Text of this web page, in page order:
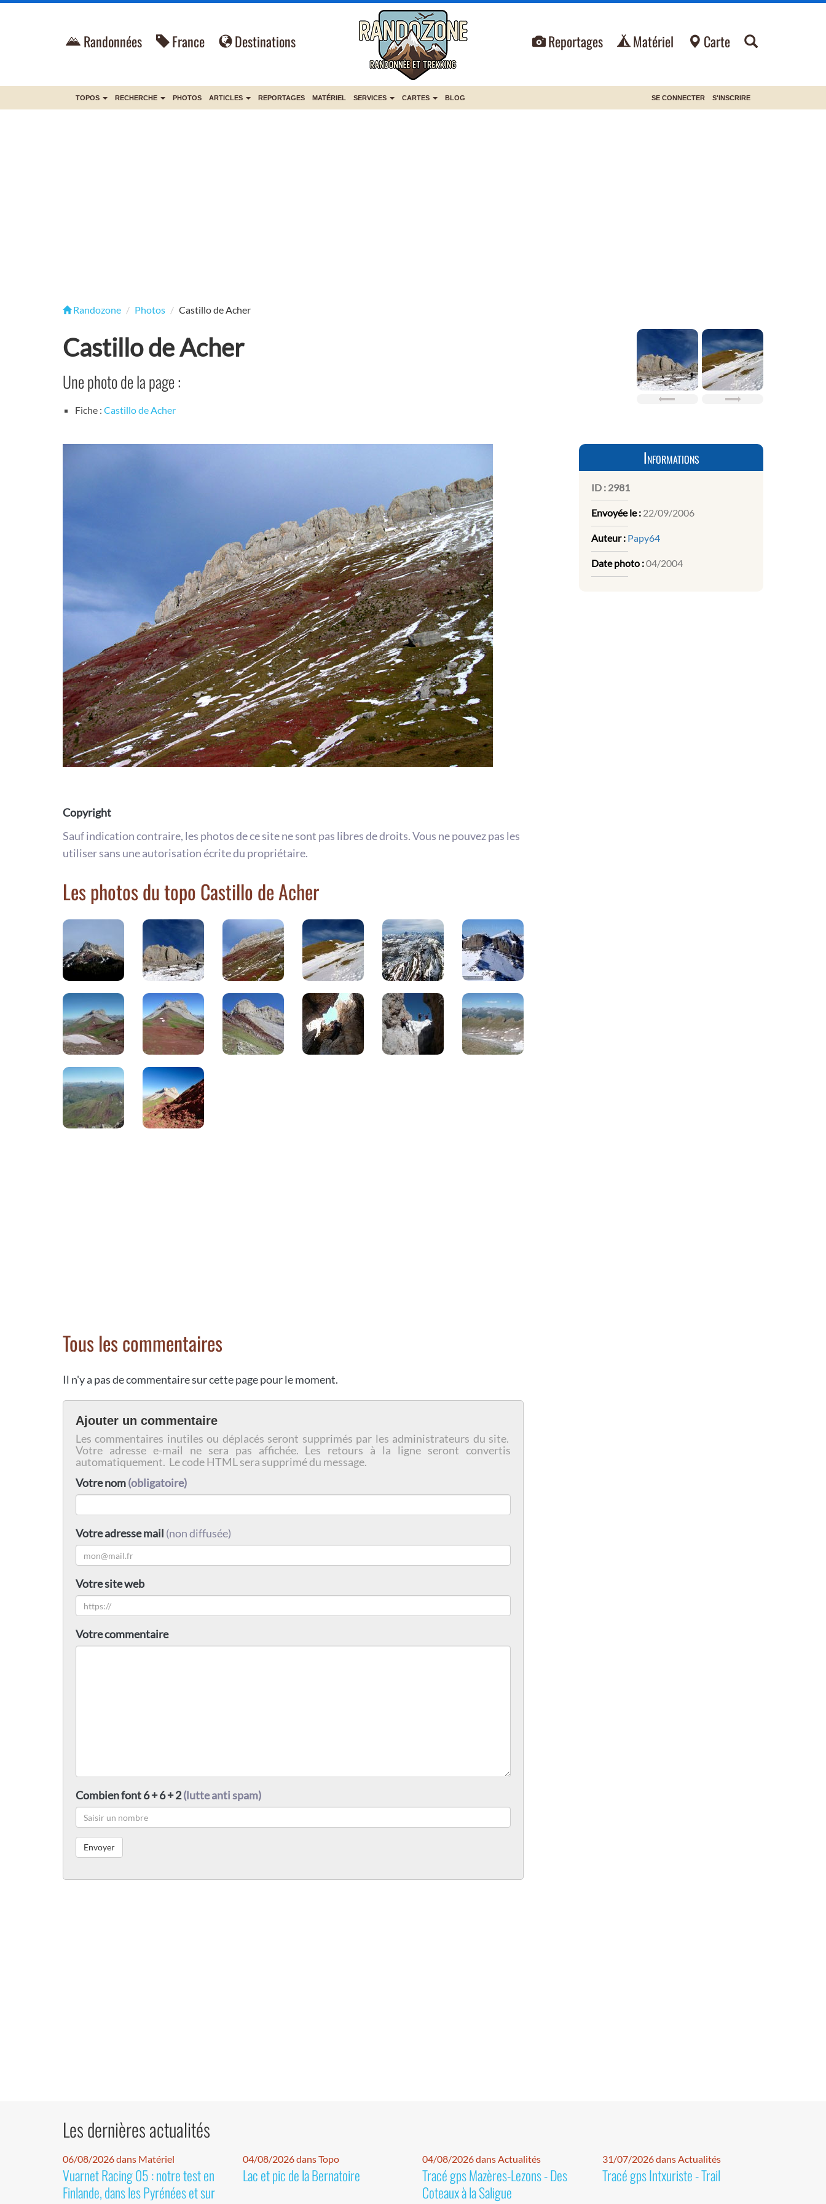
Randonnées France Destinations Reportages Matériel Carte
TOPOS RECHERCHE PHOTOS ARTICLES REPORTAGES MATÉRIEL SERVICES CARTES BLOG SE CONNECTER S'INSCRIRE
Randozone Photos Castillo de Acher
Castillo de Acher
Une photo de la page :
Fiche : Castillo de Acher
Copyright
Sauf indication contraire, les photos de ce site ne sont pas libres de droits. Vous ne pouvez pas les
utiliser sans une autorisation écrite du propriétaire.
Les photos du topo Castillo de Acher
Tous les commentaires
Il n'y a pas de commentaire sur cette page pour le moment.
Ajouter un commentaire
Les commentaires inutiles ou déplacés seront supprimés par les administrateurs du site.
Votre adresse e-mail ne sera pas affichée. Les retours à la ligne seront convertis
automatiquement. Le code HTML sera supprimé du message.
Votre nom(obligatoire)
Votre adresse mail (non diffusée)
Votre site web
Votre commentaire
Combien font 6 + 6 + 2(lutte anti spam)
Informations
ID : 2981
Envoyée le : 22/09/2006
Auteur : Papy64
Date photo :04/2004
Les dernières actualités
06/08/2026 dans Matériel
Vuarnet Racing 05 : notre test en
Finlande, dans les Pyrénées et sur
04/08/2026 dans Topo
Lac et pic de la Bernatoire
04/08/2026 dans Actualités
Tracé gps Mazères-Lezons - Des
Coteaux à la Saligue
31/07/2026 dans Actualités
Tracé gps Intxuriste - Trail